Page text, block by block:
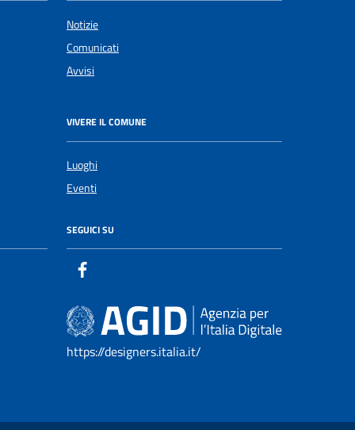
Notizie
Comunicati
Avvisi
VIVERE IL COMUNE
Luoghi
Eventi
SEGUICI SU
https://designers.italia.it/